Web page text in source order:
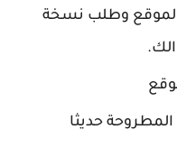
وطلب نسخة
حديثا